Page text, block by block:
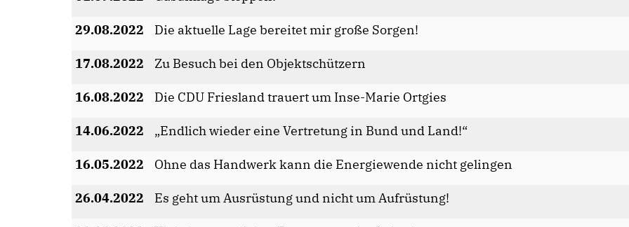
29.08.2022 Die aktuelle Lage bereitet mir große Sorgen!
17.08.2022 Zu Besuch bei den Objektschützern
16.08.2022 Die CDU Friesland trauert um Inse-Marie Ortgies
14.06.2022 Endlich wieder eine Vertretung in Bund und Land!“
16.05.2022 Ohne das Handwerk kann die Energiewende nicht gelingen
26.04.2022 Es geht um Ausrüstung und nicht um Aufrüstung!